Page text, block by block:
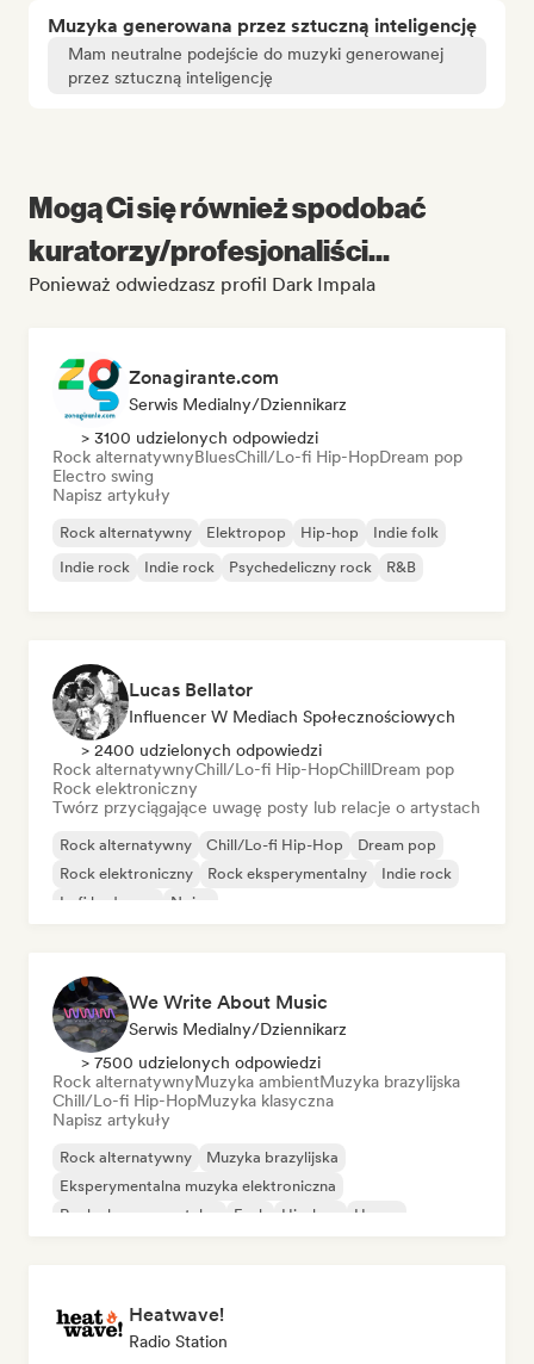
Muzyka generowana przez sztuczną inteligencję
Mam neutralne podejście do muzyki generowanej
przez sztuczną inteligencję
Mogą Ci się również spodobać
kuratorzy/profesjonaliści...
Ponieważ odwiedzasz profil Dark Impala
Zonagirante.com
Serwis Medialny/Dziennikarz
> 3100 udzielonych odpowiedzi
Rock alternatywnyBluesChill/Lo-fi Hip-HopDream pop
Electro swing
Napisz artykuły
Rock alternatywny Elektropop Hip-hop
Indie folk
Indie rock
Indie rock Psychedeliczny rock R&B
Lucas Bellator
Influencer W Mediach Społecznościowych
> 2400 udzielonych odpowiedzi
Rock alternatywnyChill/Lo-fi Hip-HopChillDream pop
Rock elektroniczny
Twórz przyciągające uwagę posty lub relacje o artystach
Rock alternatywny Chill/Lo-fi Hip-Hop
Dream pop
Rock elektroniczny
Rock eksperymentalny
Indie rock
Lofi bedroom
Noise
We Write About Music
Serwis Medialny/Dziennikarz
> 7500 udzielonych odpowiedzi
Rock alternatywnyMuzyka ambientMuzyka brazylijska
Chill/Lo-fi Hip-HopMuzyka klasyczna
Napisz artykuły
Rock alternatywny
Muzyka brazylijska
Eksperymentalna muzyka elektroniczna
Rock eksperymentalny
Funk Hip-hop
House
Heatwave!
Radio Station